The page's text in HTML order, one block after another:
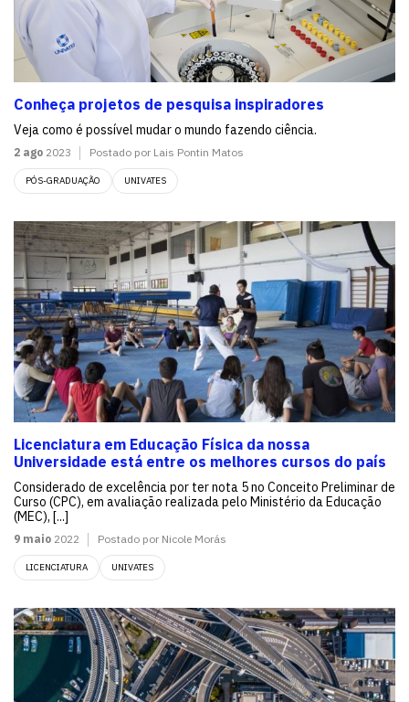
Conheça projetos de pesquisa inspiradores
Veja como é possível mudar o mundo fazendo ciência.
2 ago 2023 Postado por Lais Pontin Matos
PÓS-GRADUAÇÃO UNIVATES
Licenciatura em Educação Física da nossa
Universidade está entre os melhores cursos do país
Considerado de excelência por ter nota 5 no Conceito Preliminar de
Curso (CPC), em avaliação realizada pelo Ministério da Educação
(MEC), [...]
9 maio 2022 Postado por Nicole Morás
LICENCIATURA UNIVATES